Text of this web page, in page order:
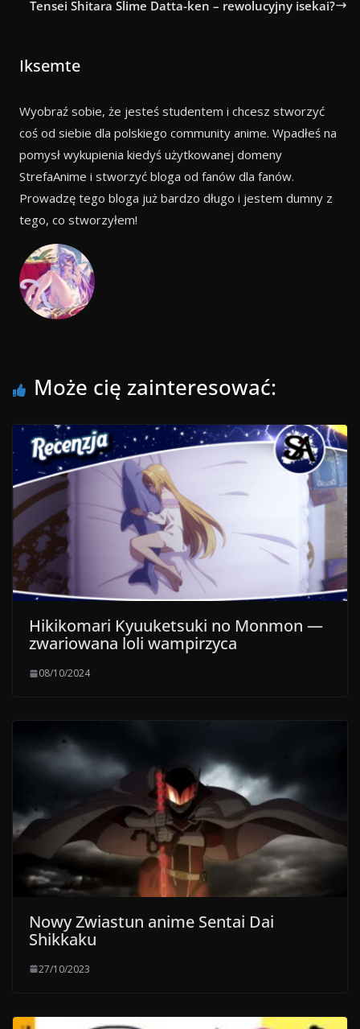
Tensei Shitara Slime Datta-ken – rewolucyjny isekai?
Iksemte
Wyobraź sobie, że jesteś studentem i chcesz stworzyć
coś od siebie dla polskiego community anime. Wpadłeś na
pomysł wykupienia kiedyś użytkowanej domeny
StrefaAnime i stworzyć bloga od fanów dla fanów.
Prowadzę tego bloga już bardzo długo i jestem dumny z
tego, co stworzyłem!
Może cię zainteresować:
Hikikomari Kyuuketsuki no Monmon —
zwariowana loli wampirzyca
08/10/2024
Nowy Zwiastun anime Sentai Dai
Shikkaku
27/10/2023